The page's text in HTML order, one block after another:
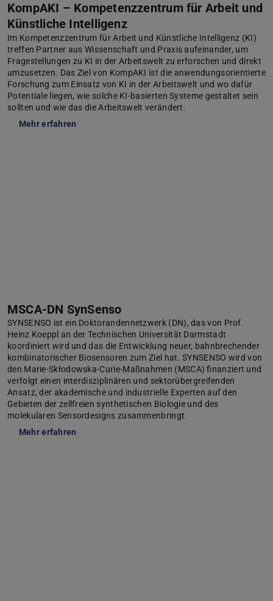
KompAKI – Kompetenzzentrum für Arbeit und
Künstliche Intelligenz
Im Kompetenzzentrum für Arbeit und Künstliche Intelligenz (KI)
treffen Partner aus Wissen­schaft und Praxis aufeinander, um
Frage­stellungen zu KI in der Arbeits­welt zu erforschen und direkt
umzusetzen. Das Ziel von KompAKI ist die anwendungs­orientierte
Forschung zum Einsatz von KI in der Arbeits­welt und wo dafür
Potentiale liegen, wie solche KI-basierten Systeme gestaltet sein
sollten und wie das die Arbeits­welt verändert.
Mehr erfahren
MSCA-DN SynSenso
SYNSENSO ist ein Doktorandennetzwerk (DN), das von Prof.
Heinz Koeppl an der Technischen Universität Darmstadt
koordiniert wird und das die Entwicklung neuer, bahnbrechender
kombinatorischer Biosensoren zum Ziel hat. SYNSENSO wird von
den Marie-Skłodowska-Curie-Maßnahmen (MSCA) finanziert und
verfolgt einen interdisziplinären und sektorübergreifenden
Ansatz, der akademische und industrielle Experten auf den
Gebieten der zellfreien synthetischen Biologie und des
molekularen Sensordesigns zusammenbringt.
Mehr erfahren